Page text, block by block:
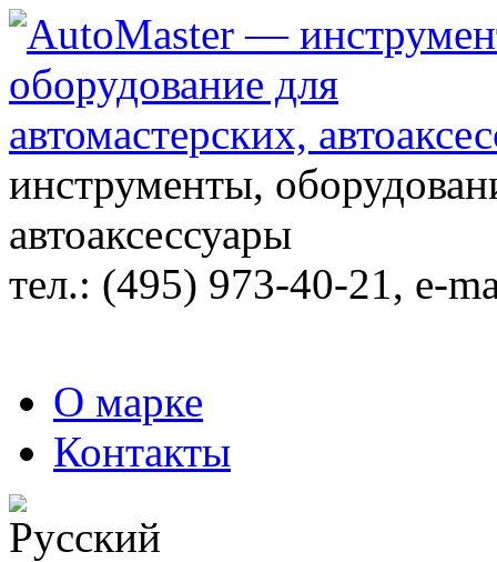
инструменты,
автоаксессуары
тел.: (495) 973-40-21, e-
О марке
Контакты